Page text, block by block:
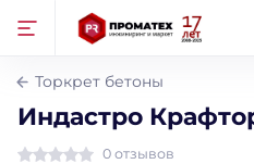
Торкрет бетоны
Индастро
0 отзывов